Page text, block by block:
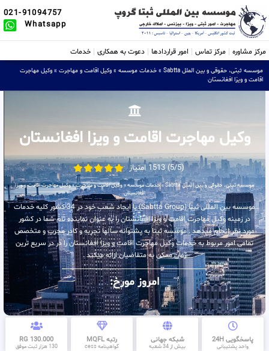
021-91094757
Whatsapp
مرکز مشاوره مرکز تماس امور قراردادها دعوت به همکاری خدمات
موسسه ثبتی، حقوقی و بین الملل Sabtta » خدمات موسسه » وکیل اقامت و مهاجرت » وکیل مهاجرت
اقامت و ویزا افغانستان
وکیل مهاجرت اقامت و ویزا افغانستان
(5/5) 1513 امتیاز
موسسه ثبتی، حقوقی و بین الملل Sabtta »خدمات موسسه»وکیل اقامت و مهاجرت»وکیل مهاجرت اقامت و ویزا
افغانستان
موسسه بین المللی ثبتا (Sabtta Group) با ایجاد شعب خود در 34 کشور کلیه خدمات
در زمینه وکیل مهاجرت اقامت و ویزا افغانستان را به عنوان نماینده تام شما در کشور
مورد نظر انجام میدهد . موسسه ثبتا به پشتوانه سالها تجربه و کادر مجرب و متخصص
تمامی امور مربوط به خدمات وکیل مهاجرت اقامت و ویزا افغانستان را در در سریع ترین
زمان ممکن به متقاضیان ارائه میکند .
امروز مورخ:
پاسخگویی 24H
واحد پشتیبانی
شبکه جهانی
بیش از 34 شعبه
رتبه MQFL
گواهینامه cess
130.000 RG
130 هزار ثبت موفق